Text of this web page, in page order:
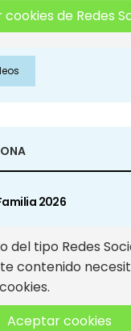
de Redes
2026
del tipo Redes
contenido
Aceptar cookies